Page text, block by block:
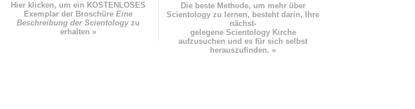
Hier klicken, um ein KOSTENLOSES
Exemplar der Broschüre Eine
Beschreibung der Scientologyzu
erhalten »
Die beste Methode, um mehr über
Scientology zu lernen, besteht darin, Ihre
nächst-
gelegene Scientology Kirche
aufzusuchen und es für sich selbst
herauszufinden. »